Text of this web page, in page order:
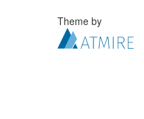
Theme by